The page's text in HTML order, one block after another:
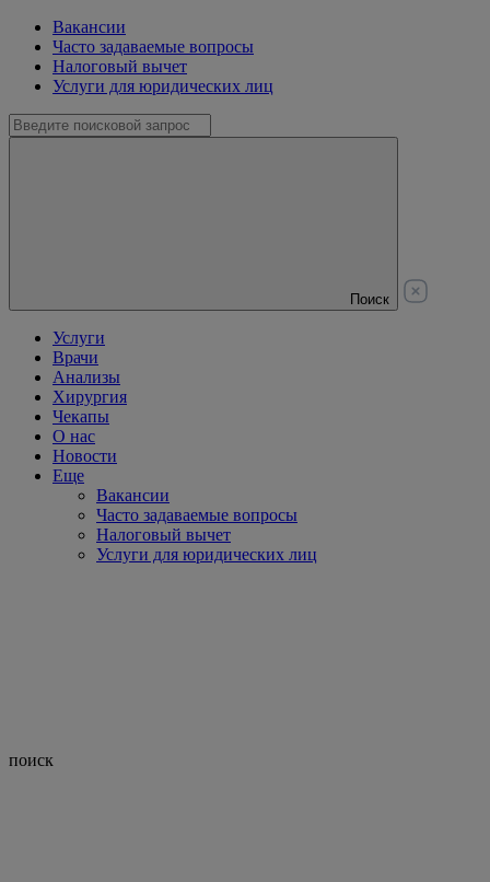
Вакансии
Часто задаваемые вопросы
Налоговый вычет
Услуги для юридических лиц
Поиск
Услуги
Врачи
Анализы
Хирургия
Чекапы
О нас
Новости
Еще
Вакансии
Часто задаваемые вопросы
Налоговый вычет
Услуги для юридических лиц
поиск